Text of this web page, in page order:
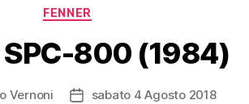
Categorie
FENNER
SPC-800 (1984)
Vernoni
Datasabato 4 Agosto 2018